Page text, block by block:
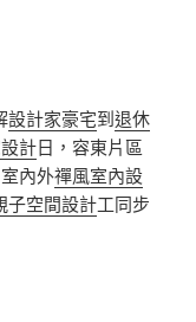
設計家豪宅到退休
計日，容東片區
內外禪風室內設
子空間設計工同步